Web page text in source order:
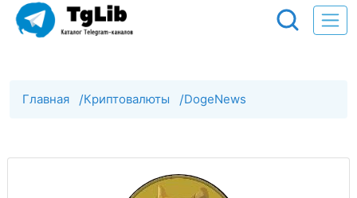
Главная /Криптовалюты /DogeNews